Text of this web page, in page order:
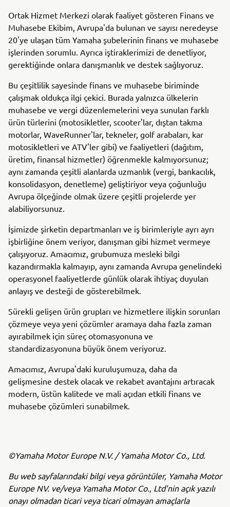
Ortak Hizmet Merkezi olarak faaliyet gösteren Finans ve
Muhasebe Ekibim, Avrupa'da bulunan ve sayısı neredeyse
20'ye ulaşan tüm Yamaha şubelerinin finans ve muhasebe
işlerinden sorumlu. Ayrıca iştiraklerimizi de denetliyor,
gerektiğinde onlara danışmanlık ve destek sağlıyoruz.
Bu çeşitlilik sayesinde finans ve muhasebe biriminde
çalışmak oldukça ilgi çekici. Burada yalnızca ülkelerin
muhasebe ve vergi düzenlemelerini veya sunulan farklı
ürün türlerini (motosikletler, scooter'lar, dıştan takma
motorlar, WaveRunner'lar, tekneler, golf arabaları, kar
motosikletleri ve ATV'ler gibi) ve faaliyetleri (dağıtım,
üretim, finansal hizmetler) öğrenmekle kalmıyorsunuz;
aynı zamanda çeşitli alanlarda uzmanlık (vergi, bankacılık,
konsolidasyon, denetleme) geliştiriyor veya çoğunluğu
Avrupa ölçeğinde olmak üzere çeşitli projelerde yer
alabiliyorsunuz.
İşimizde şirketin departmanları ve iş birimleriyle ayrı ayrı
işbirliğine önem veriyor, danışman gibi hizmet vermeye
çalışıyoruz. Amacımız, grubumuza mesleki bilgi
kazandırmakla kalmayıp, aynı zamanda Avrupa genelindeki
operasyonel faaliyetlerde günlük olarak ihtiyaç duyulan
anlayış ve desteği de gösterebilmek.
Sürekli gelişen ürün grupları ve hizmetlere ilişkin sorunları
çözmeye veya yeni çözümler aramaya daha fazla zaman
ayırabilmek için süreç otomasyonuna ve
standardizasyonuna büyük önem veriyoruz.
Amacımız, Avrupa'daki kuruluşumuza, daha da
gelişmesine destek olacak ve rekabet avantajını artıracak
modern, üstün kalitede ve mali açıdan etkili finans ve
muhasebe çözümleri sunabilmek.
©Yamaha Motor Europe N.V. / Yamaha Motor Co., Ltd.
Bu web sayfalarındaki bilgi veya görüntüler, Yamaha Motor
Europe NV. ve/veya Yamaha Motor Co., Ltd'nin açık yazılı
onayı olmadan ticari veya ticari olmayan amaçlarla